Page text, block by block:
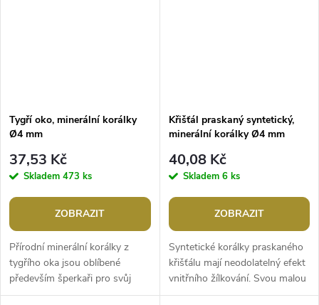
Tygří oko, minerální korálky
Ø4 mm
37,53 Kč
Skladem 473 ks
ZOBRAZIT
Přírodní minerální korálky z
tygřího oka jsou oblíbené
především šperkaři pro svůj
zajímavý lesk a úchvatnou
Křišťál praskaný syntetický,
minerální korálky Ø4 mm
40,08 Kč
Skladem 6 ks
ZOBRAZIT
Syntetické korálky praskaného
křišťálu mají neodolatelný efekt
vnitřního žílkování. Svou malou
velikostí jsou ideální na výrobu